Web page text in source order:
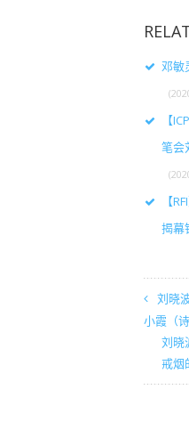
邓敏
【
笔会
【
揭幕
刘晓
小霞（诗
刘
戒烟